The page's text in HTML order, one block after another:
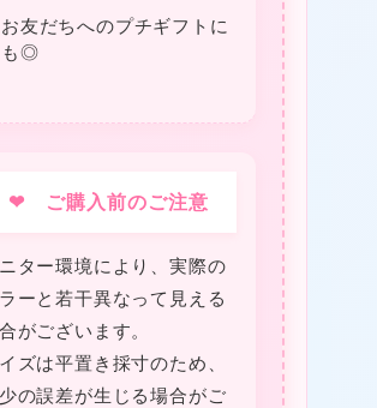
お友だちへのプチギフトに
も◎
❤ ご購入前のご注意
ター環境により、実際の
ーと若干異なって見える
がございます。
ズは平置き採寸のため、
の誤差が生じる場合がご